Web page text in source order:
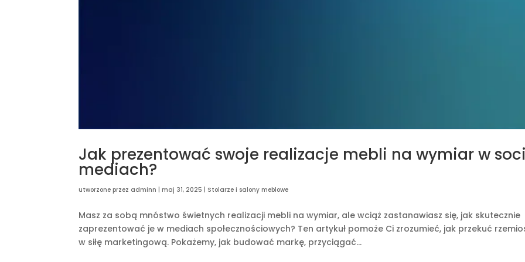
Jak prezentować swoje realizacje mebli na wymiar w
mediach?
utworzone przez adminn |maj 31, 2025 Stolarze i salony meblowe
Masz za sobą mnóstwo świetnych realizacji mebli na wymiar, ale wciąż zastanawiasz się, jak skutecznie
zaprezentować je w mediach społecznościowych? Ten artykuł pomoże Ci zrozumieć, jak przekuć
w siłę marketingową. Pokażemy, jak budować markę, przyciągać...